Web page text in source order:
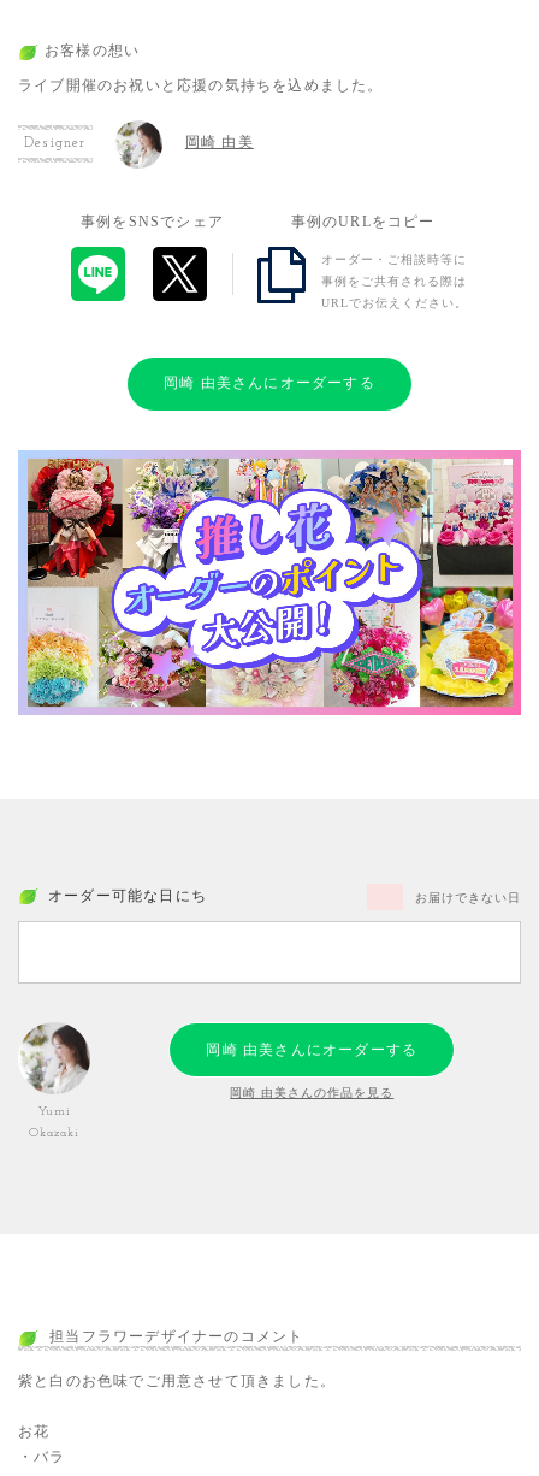
お客様の想い
ライブ開催のお祝いと応援の気持ちを込めました。
Designer 岡崎 由美
事例をSNSでシェア 事例のURLをコピー
オーダー・ご相談時等に
事例をご共有される際は
URLでお伝えください。
岡崎 由美さんにオーダーする
オーダー可能な日にち お届けできない日
Yumi
Okazaki
岡崎 由美さんにオーダーする
岡崎 由美さんの作品を見る
担当フラワーデザイナーのコメント
紫と白のお色味でご用意させて頂きました。
お花
・バラ